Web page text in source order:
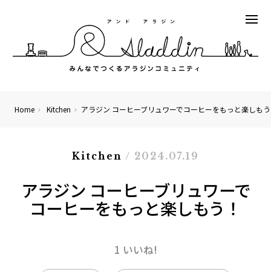
Home Kitchen アラジン コーヒーブリュワーでコーヒーをもっと楽しも
Kitchen / 2024.07.19
アラジン コーヒーブリュワーで
コーヒーをもっと楽しもう！
1 いいね!